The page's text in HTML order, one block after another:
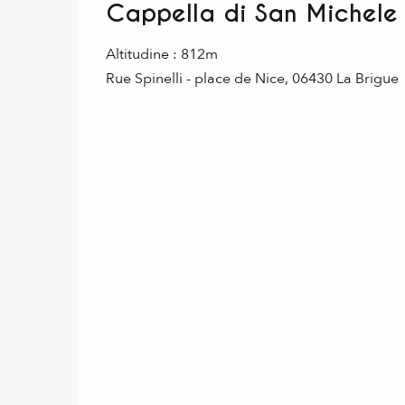
Cappella di San Michele
Altitudine : 812m
Rue Spinelli - place de Nice, 06430 La Brigue